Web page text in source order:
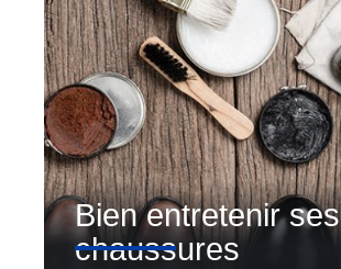
Bien entretenir ses
chaussures